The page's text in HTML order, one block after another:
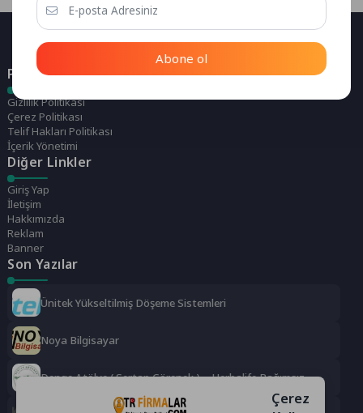
Politikalarımız
Gizlilik Politikası
Çerez Politikası
Telif Hakları Politikası
İçerik Yönetimi
Diğer Linkler
Giriş Yap
İletişim
Hakkımızda
Reklam
Banner
Son Yazılar
Ünitek Yükseltilmiş Döşeme Sistemleri
Noya Bilgisayar
Denge Atölye ( Sertap Görenek ) – Herbalife Bağımsız
Abone ol
Çerez